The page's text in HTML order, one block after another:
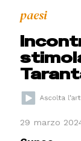
paesi
29 marzo